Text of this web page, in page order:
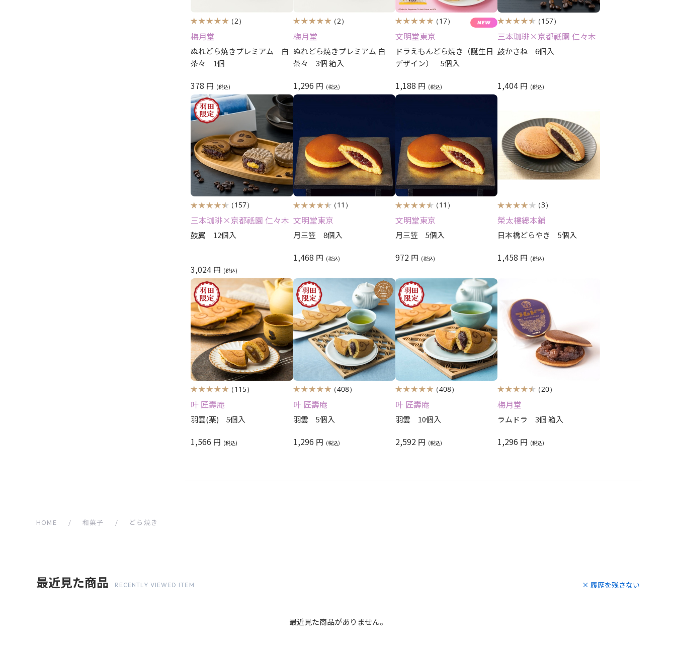
（2）
梅月堂
ぬれどら焼きプレミアム 白
茶々 1個
378 円
（2）
梅月堂
ぬれどら焼きプレミアム 白
茶々 3個 箱入
1,296 円
（17）
文明堂東京
ドラえもんどら焼き（誕生日
デザイン） 5個入
1,188 円
（157）
三本珈琲×京都祇園 仁々木
鼓かさね 6個入
1,404 円
（157）
三本珈琲×京都祇園 仁々木
鼓翼 12個入
3,024 円
（11）
文明堂東京
月三笠 8個入
1,468 円
（11）
文明堂東京
月三笠 5個入
972 円
（3）
榮太樓總本鋪
日本橋どらやき 5個入
1,458 円
（115）
叶 匠壽庵
羽雲(栗) 5個入
1,566 円
（408）
叶 匠壽庵
羽雲 5個入
1,296 円
（408）
叶 匠壽庵
羽雲 10個入
2,592 円
（20）
梅月堂
ラムドラ 3個 箱入
1,296 円
HOME / 和菓子 / どら焼き
最近見た商品 RECENTLY VIEWED ITEM × 履歴を残さない
最近見た商品がありません。